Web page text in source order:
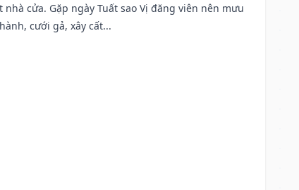
cửa. Gặp ngày Tuất sao Vị đăng viên nên mưu
cưới gả, xây cất...